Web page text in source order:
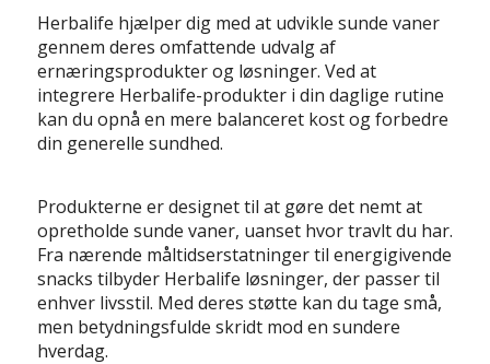
Herbalife hjælper dig med at udvikle sunde vaner
gennem deres omfattende udvalg af
ernæringsprodukter og løsninger. Ved at
integrere Herbalife-produkter i din daglige rutine
kan du opnå en mere balanceret kost og forbedre
din generelle sundhed.
Produkterne er designet til at gøre det nemt at
opretholde sunde vaner, uanset hvor travlt du har.
Fra nærende måltidserstatninger til energigivende
snacks tilbyder Herbalife løsninger, der passer til
enhver livsstil. Med deres støtte kan du tage små,
men betydningsfulde skridt mod en sundere
hverdag.